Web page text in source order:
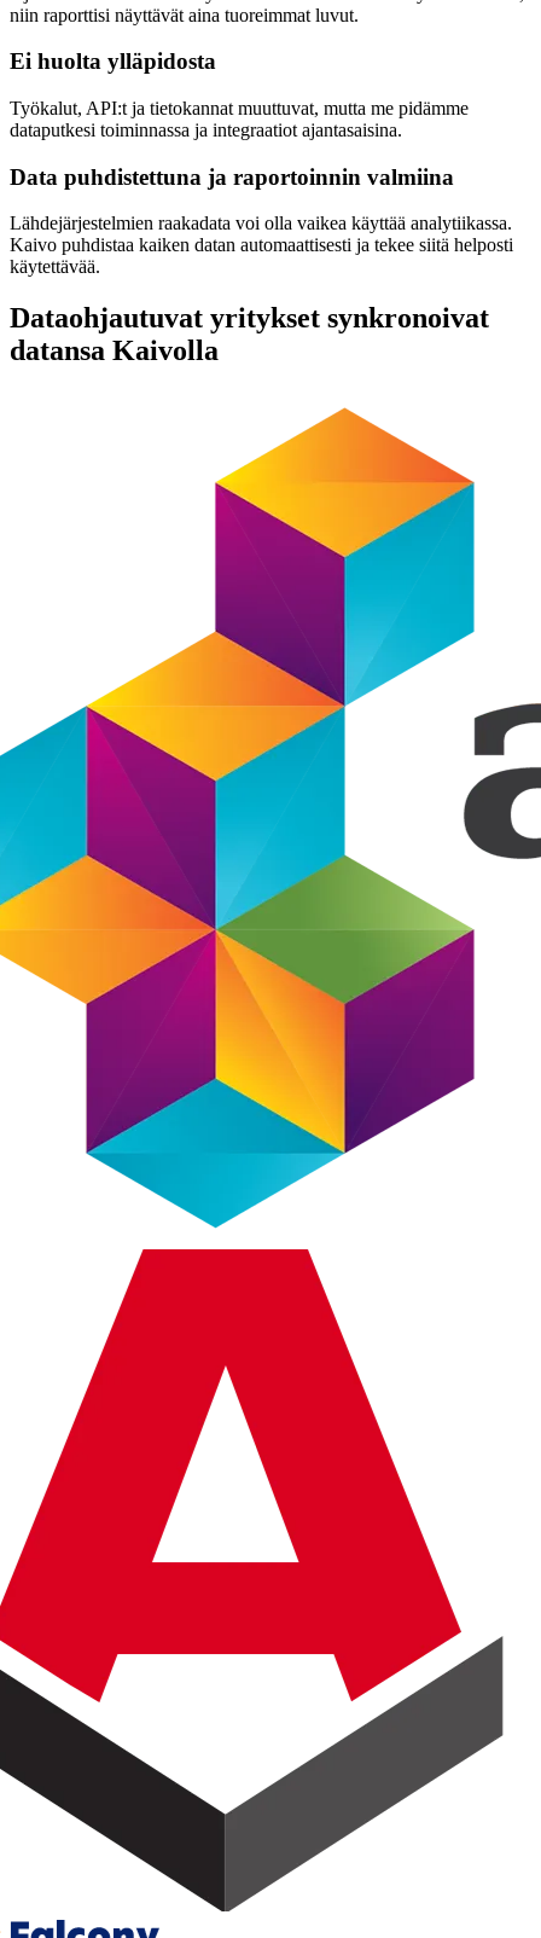
niin raporttisi näyttävät aina tuoreimmat luvut.
Ei huolta ylläpidosta
Työkalut, API:t ja tietokannat muuttuvat, mutta me pidämme
dataputkesi toiminnassa ja integraatiot ajantasaisina.
Data puhdistettuna ja raportoinnin valmiina
Lähdejärjestelmien raakadata voi olla vaikea käyttää analytiikassa.
Kaivo puhdistaa kaiken datan automaattisesti ja tekee siitä helposti
käytettävää.
Dataohjautuvat yritykset synkronoivat
datansa Kaivolla